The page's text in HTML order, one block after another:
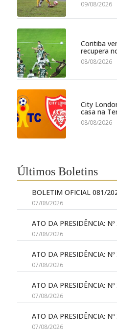
09/08/2026
Coritiba
recupera
08/08/2026
City
casa na
08/08/2026
Últimos Boletins
BOLETIM OFICIAL 081/
07/08/2026
ATO DA PRESIDÊNCIA:
07/08/2026
ATO DA PRESIDÊNCIA:
07/08/2026
ATO DA PRESIDÊNCIA:
07/08/2026
ATO DA PRESIDÊNCIA:
07/08/2026